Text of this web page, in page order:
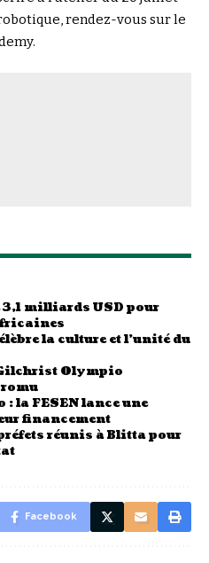
rendez-vous sur le
.
3,1 milliards USD pour
la culture et l’unité du
Gilchrist Olympio
: la FESEN lance une
financement
réunis à Blitta pour
Facebook